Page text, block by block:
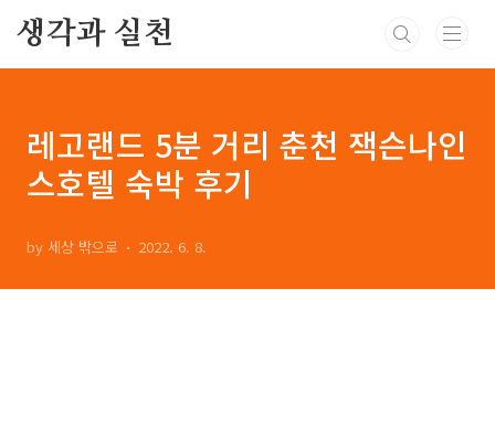
생각과 실천
레고랜드 5분 거리 춘천 잭슨나인
스호텔 숙박 후기
by 세상 밖으로 2022. 6. 8.